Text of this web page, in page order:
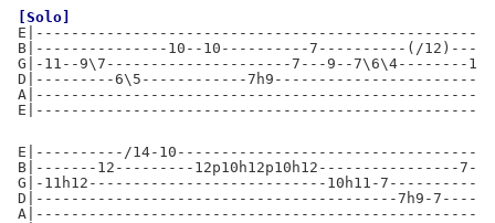
[Solo]
B|---------------10--10----------7----------(/
G|-11--9\7---------------------7---9--7\6\4--------
D|---------6\5------------
E|----------/14-
B|-------12---------12p10h12p10h12----------------
G|-11h12---------------------------10h11-
D|-----------------------------------------7h9-